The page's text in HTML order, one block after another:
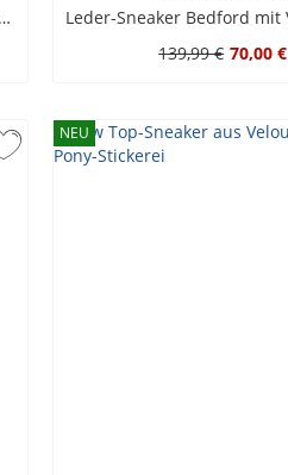
Bootsschuhe Merton aus geflochtenem Veloursleder
139,99 € 70,00 €
NEU